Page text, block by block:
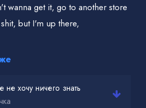
wanna get it, go to another store
but I'm up there,
не хочу ничего знать